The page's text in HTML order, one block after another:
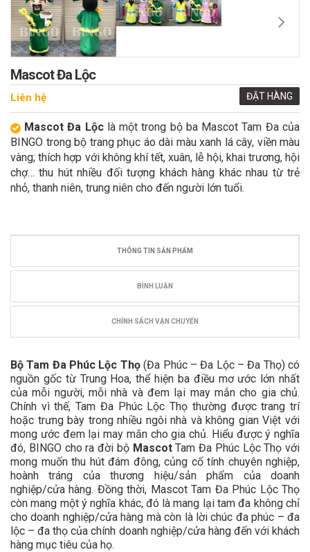
Mascot Đa Lộc
ĐẶT HÀNG
Liên hệ
Mascot Đa Lộc là một trong bộ ba Mascot Tam Đa của
BINGO trong bộ trang phục áo dài màu xanh lá cây, viền màu
vàng; thích hợp với không khí tết, xuân, lễ hội, khai trương, hội
chợ… thu hút nhiều đối tượng khách hàng khác nhau từ trẻ
nhỏ, thanh niên, trung niên cho đến người lớn tuổi.
THÔNG TIN SẢN PHẨM
BÌNH LUẬN
CHÍNH SÁCH VẬN CHUYỂN
Bộ Tam Đa Phúc Lộc Thọ(Đa Phúc – Đa Lộc – Đa Thọ) có
nguồn gốc từ Trung Hoa, thể hiện ba điều mơ ước lớn nhất
của mỗi người, mỗi nhà và đem lại may mắn cho gia chủ.
Chính vì thế, Tam Đa Phúc Lộc Thọ thường được trang trí
hoặc trưng bày trong nhiều ngôi nhà và không gian Việt với
mong ước đem lại may mắn cho gia chủ. Hiểu được ý nghĩa
đó, BINGO cho ra đời bộ MascotTam Đa Phúc Lộc Thọ với
mong muốn thu hút đám đông, củng cố tính chuyên nghiệp,
hoành tráng của thương hiệu/sản phẩm của doanh
nghiệp/cửa hàng. Đồng thời, Mascot Tam Đa Phúc Lộc Thọ
còn mang một ý nghĩa khác, đó là mang lại tam đa không chỉ
cho doanh nghiệp/cửa hàng mà còn là lời chúc đa phúc – đa
lộc – đa thọ của chính doanh nghiệp/cửa hàng đến với khách
hàng mục tiêu của họ.